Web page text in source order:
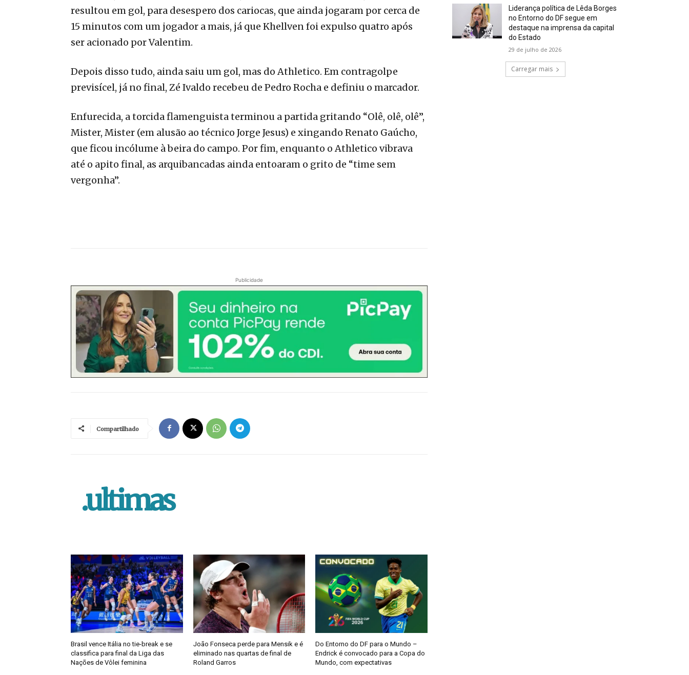
resultou em gol, para desespero dos cariocas, que ainda jogaram por cerca de
15 minutos com um jogador a mais, já que Khellven foi expulso quatro após
ser acionado por Valentim.
Depois disso tudo, ainda saiu um gol, mas do Athletico. Em contragolpe
previsícel, já no final, Zé Ivaldo recebeu de Pedro Rocha e definiu o marcador.
Enfurecida, a torcida flamenguista terminou a partida gritando “Olê, olê, olê”,
Mister, Mister (em alusão ao técnico Jorge Jesus) e xingando Renato Gaúcho,
que ficou incólume à beira do campo. Por fim, enquanto o Athletico vibrava
até o apito final, as arquibancadas ainda entoaram o grito de “time sem
vergonha”.
Publicidade
Compartilhado
.ultimas
Brasil vence Itália no tie-break e se
classifica para final da Liga das
Nações de Vôlei feminina
João Fonseca perde para Mensik e é
eliminado nas quartas de final de
Roland Garros
Do Entorno do DF para o Mundo –
Endrick é convocado para a Copa do
Mundo, com expectativas
Liderança política de Lêda Borges
no Entorno do DF segue em
destaque na imprensa da capital
do Estado
29 de julho de 2026
Carregar mais